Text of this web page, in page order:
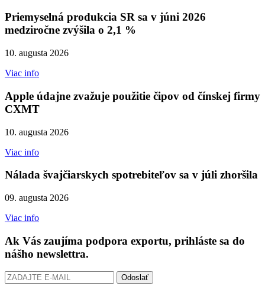
Priemyselná produkcia SR sa v júni 2026
medziročne zvýšila o 2,1 %
10. augusta 2026
Viac info
Apple údajne zvažuje použitie čipov od čínskej firmy
CXMT
10. augusta 2026
Viac info
Nálada švajčiarskych spotrebiteľov sa v júli zhoršila
09. augusta 2026
Viac info
Ak Vás zaujíma podpora exportu, prihláste sa do
nášho newslettra.
Odoslať